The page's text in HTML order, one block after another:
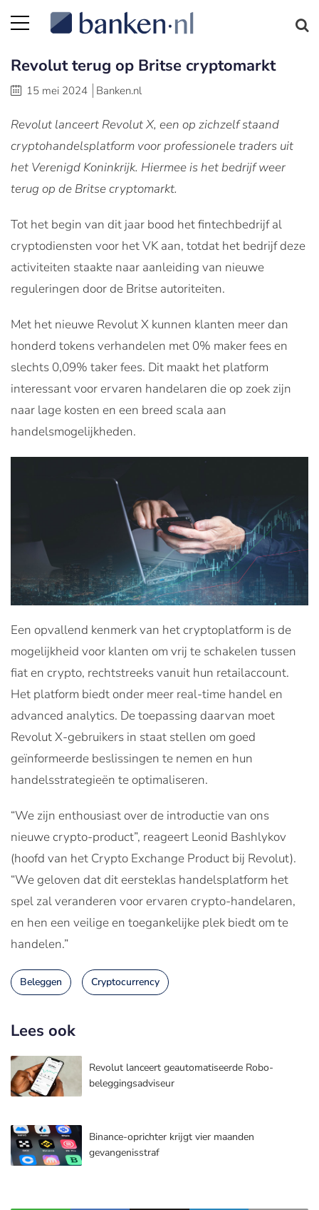
Revolut terug op Britse cryptomarkt
15 mei 2024 Banken.nl
Revolut lanceert Revolut X, een op zichzelf staand
cryptohandelsplatform voor professionele traders uit
het Verenigd Koninkrijk. Hiermee is het bedrijf weer
terug op de Britse cryptomarkt.
Tot het begin van dit jaar bood het fintechbedrijf al
cryptodiensten voor het VK aan, totdat het bedrijf deze
activiteiten staakte naar aanleiding van nieuwe
reguleringen door de Britse autoriteiten.
Met het nieuwe Revolut X kunnen klanten meer dan
honderd tokens verhandelen met 0% maker fees en
slechts 0,09% taker fees. Dit maakt het platform
interessant voor ervaren handelaren die op zoek zijn
naar lage kosten en een breed scala aan
handelsmogelijkheden.
Een opvallend kenmerk van het cryptoplatform is de
mogelijkheid voor klanten om vrij te schakelen tussen
fiat en crypto, rechtstreeks vanuit hun retailaccount.
Het platform biedt onder meer real-time handel en
advanced analytics. De toepassing daarvan moet
Revolut X-gebruikers in staat stellen om goed
geïnformeerde beslissingen te nemen en hun
handelsstrategieën te optimaliseren.
“We zijn enthousiast over de introductie van ons
nieuwe crypto-product”, reageert Leonid Bashlykov
(hoofd van het Crypto Exchange Product bij Revolut).
“We geloven dat dit eersteklas handelsplatform het
spel zal veranderen voor ervaren crypto-handelaren,
en hen een veilige en toegankelijke plek biedt om te
handelen.”
Beleggen Cryptocurrency
Lees ook
Revolut lanceert geautomatiseerde Robo-
beleggingsadviseur
Binance-oprichter krijgt vier maanden
gevangenisstraf